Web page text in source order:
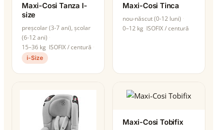
Maxi-Cosi Tanza I-
size
preșcolar (3-7 ani), școlar
(6-12 ani)
15–36 kg ISOFIX / centură
i-Size
Maxi-Cosi Tinca
nou-născut (0-12 luni)
0–12 kg ISOFIX / centură
Maxi-Cosi Tobifix